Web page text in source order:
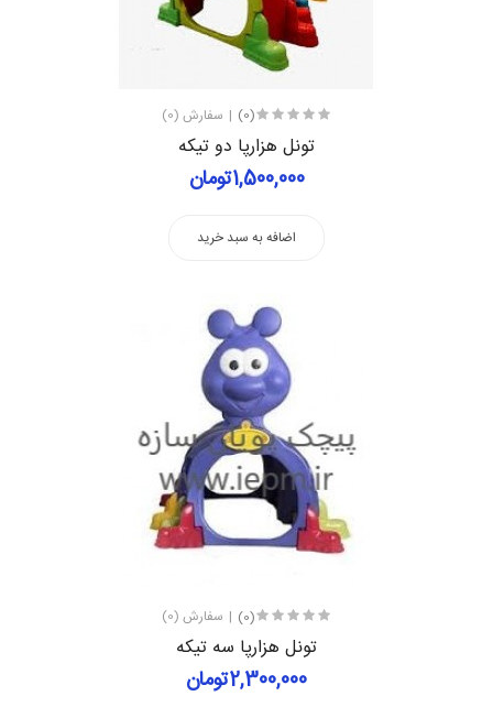
(0) سفارش (0)
تونل هزارپا دو تیکه
1,500,000تومان
اضافه به سبد خرید
(0) سفارش (0)
تونل هزارپا سه تیکه
2,300,000تومان